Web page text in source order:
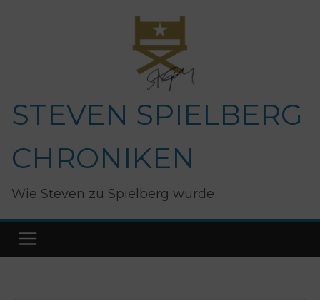
STEVEN SPIELBERG
CHRONIKEN
Wie Steven zu Spielberg wurde